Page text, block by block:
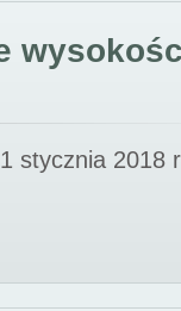
stycznia 2018